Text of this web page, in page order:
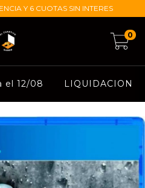
Y 6 CUOTAS SIN INTERES
0
el 12/08 LIQUIDACION